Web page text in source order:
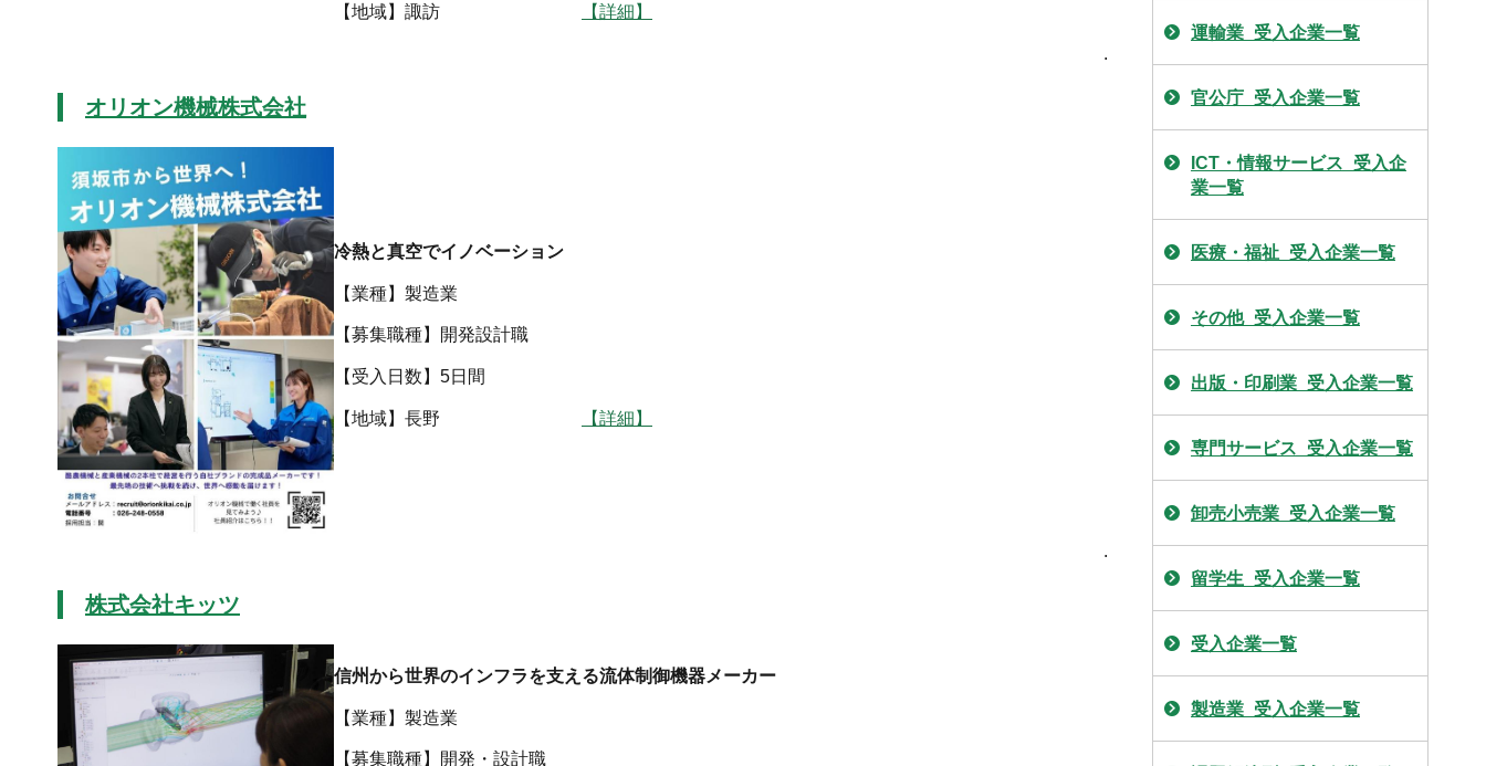
【地域】諏訪 【詳細】
.
オリオン機械株式会社
冷熱と真空でイノベーション
【業種】製造業
【募集職種】開発設計職
【受入日数】5日間
【地域】長野 【詳細】
.
株式会社キッツ
信州から世界のインフラを支える流体制御機器メーカー
【業種】製造業
【募集職種】開発・設計職
運輸業_受入企業一覧
官公庁_受入企業一覧
ICT・情報サービス_受入企
業一覧
医療・福祉_受入企業一覧
その他_受入企業一覧
出版・印刷業_受入企業一覧
専門サービス_受入企業一覧
卸売小売業_受入企業一覧
留学生_受入企業一覧
受入企業一覧
製造業_受入企業一覧